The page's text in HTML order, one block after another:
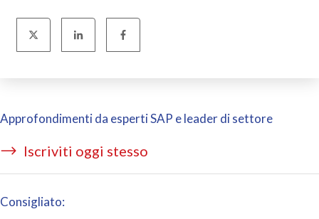
Approfondimenti da esperti SAP e leader di settore
Iscriviti oggi stesso
Consigliato: